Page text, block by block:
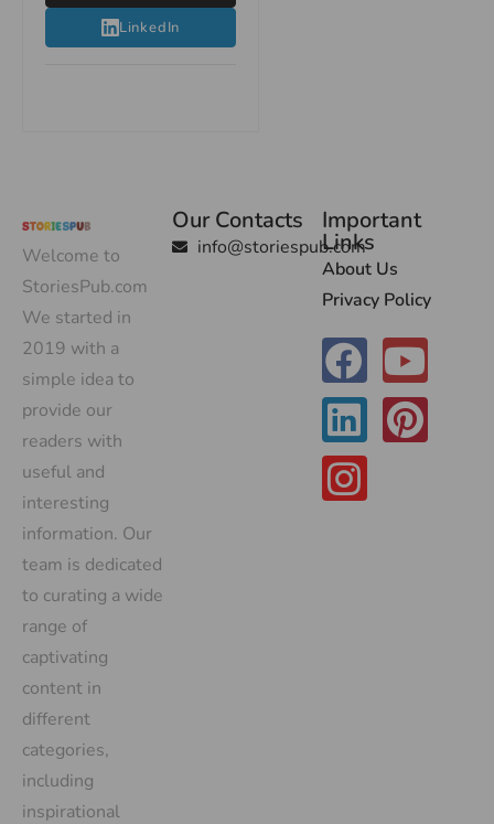
LinkedIn
Welcome to
StoriesPub.com
We started in
2019 with a
simple idea to
provide our
readers with
useful and
interesting
information. Our
team is dedicated
to curating a wide
range of
captivating
content in
different
categories,
including
inspirational
Our Contacts
info@storiespub.com
Important
Links
About Us
Privacy Policy